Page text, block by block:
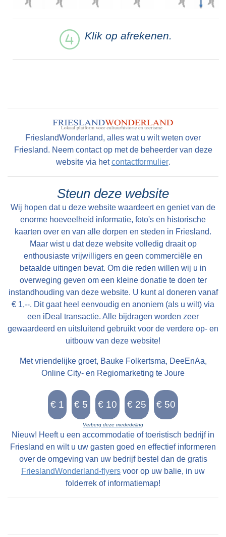
Klik op afrekenen.
FrieslandWonderland, alles wat u wilt weten over
Friesland. Neem contact op met de beheerder van deze
website via hetcontactformulier.
Steun deze website
Wij hopen dat u deze website waardeert en geniet van de
enorme hoeveelheid informatie, foto's en historische
kaarten over en van alle dorpen en steden in Friesland.
Maar wist u dat deze website volledig draait op
enthousiaste vrijwilligers en geen commerciële en
betaalde uitingen bevat. Om die reden willen wij u in
overweging geven om een kleine donatie te doen ter
instandhouding van deze website. U kunt al doneren vanaf
€ 1,--. Dit gaat heel eenvoudig en anoniem (als u wilt) via
een iDeal transactie. Alle bijdragen worden zeer
gewaardeerd en uitsluitend gebruikt voor de verdere op- en
uitbouw van deze website!
Met vriendelijke groet, Bauke Folkertsma, DeeEnAa,
Online City- en Regiomarketing te Joure
Verberg deze mededeling
Nieuw! Heeft u een accommodatie of toeristisch bedrijf in
Friesland en wilt u uw gasten goed en effectief informeren
over de omgeving van uw bedrijf bestel dan de gratis
FrieslandWonderland-flyers voor op uw balie, in uw
folderrek of informatiemap!